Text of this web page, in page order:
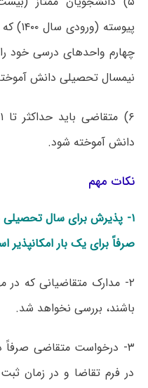
چهارم واحدهای درسی خود
نیمسال تحصیلی دانش
دانش آموخته شود.
نکات مهم
۱- پذیرش برای سال
صرفاً برای یک بار امکانپذیر
۲- مدارک متقاضیانی که در
باشند، بررسی نخواهد شد.
۳- درخواست متقاضی صرفاً
در فرم تقاضا و در زمان